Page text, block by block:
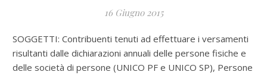
16 Giugno 2015
SOGGETTI: Contribuenti tenuti ad effettuare i versamenti
risultanti dalle dichiarazioni annuali delle persone fisiche e
delle società di persone (UNICO PF e UNICO SP), Persone